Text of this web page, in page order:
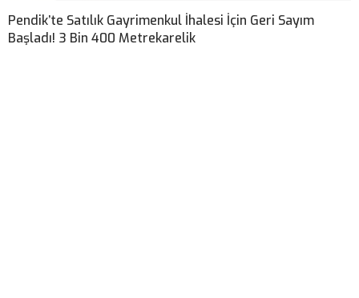
Pendik’te Satılık Gayrimenkul İhalesi İçin Geri Sayım
Başladı! 3 Bin 400 Metrekarelik